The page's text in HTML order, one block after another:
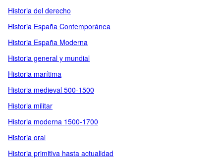
Historia del derecho
Historia España Contemporánea
Historia España Moderna
Historia general y mundial
Historia marítima
Historia medieval 500-1500
Historia militar
Historia moderna 1500-1700
Historia oral
Historia primitiva hasta actualidad